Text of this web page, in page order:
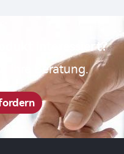
interessiert?
Ihre Beratung.